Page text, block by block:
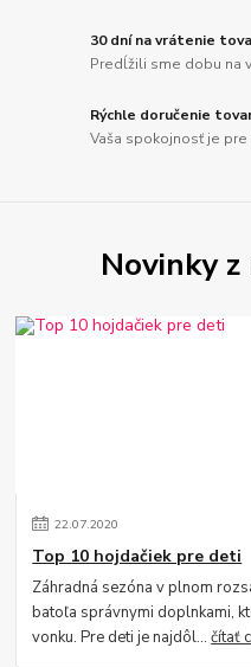
30 dní na vrátenie
Predĺžili sme dobu na
Rýchle doručenie
Vaša spokojnosť je pre
Novinky
22.07.2020
Top 10 hojdačiek pre deti
Záhradná sezóna v plnom
batoľa správnymi doplnkami,
vonku. Pre deti je najdôl...čítať